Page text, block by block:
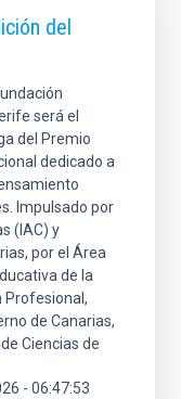
del
será el
del Premio
dedicado a
Impulsado por
(IAC) y
por el Área
de la
Profesional,
de Canarias,
Ciencias de
- 06:47:53